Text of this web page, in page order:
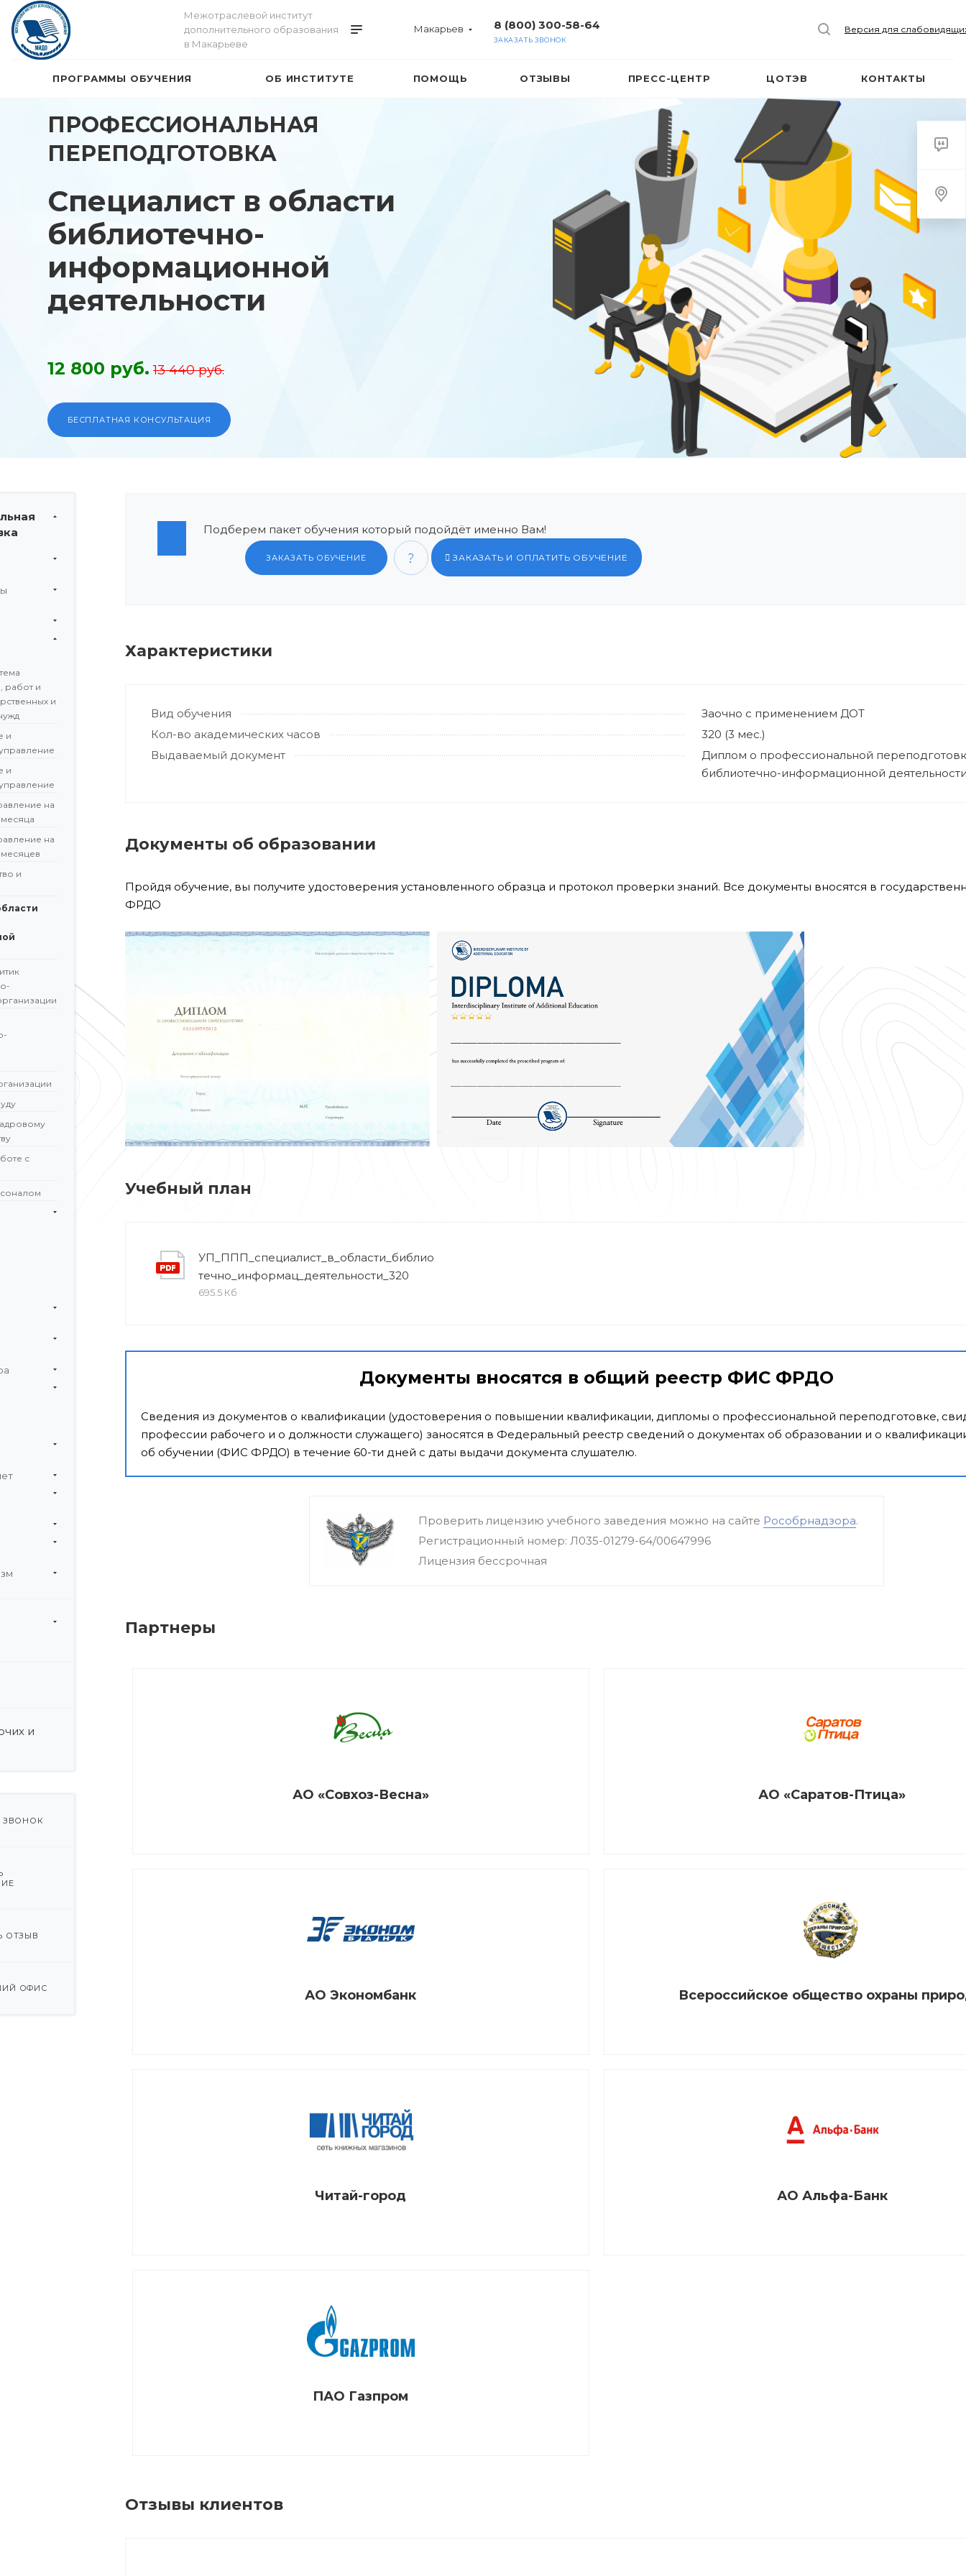
Межотраслевой институт
дополнительного образования
в Макарьеве
Макарьев 8 (800) 300-58-64
ЗАКАЗАТЬ ЗВОНОК
Версия для
ПРОГРАММЫ ОБУЧЕНИЯ ОБ ИНСТИТУТЕ ПОМОЩЬ ОТЗЫВЫ ПРЕСС-ЦЕНТР ЦОТЭВ КОНТАКТЫ
ПРОФЕССИОНАЛЬНАЯ
ПЕРЕПОДГОТОВКА
Специалист в области
библиотечно-
информационной
деятельности
12 800 руб. 13 440 руб.
БЕСПЛАТНАЯ КОНСУЛЬТАЦИЯ
работ и
и
и
и
на
на
и
с
и
ЗВОНОК
ОТЗЫВ
ОФИС
Подберем пакет обучения который подойдёт именно Вам!
ЗАКАЗАТЬ ОБУЧЕНИЕ ЗАКАЗАТЬ И ОПЛАТИТЬ ОБУЧЕНИЕ
Характеристики
Вид обучения
Заочно с применением ДОТ
Кол-во академических часов
320 (3 мес.)
Выдаваемый документ
Диплом о профессиональной
библиотечно-информационной
Документы об образовании
Пройдя обучение, вы получите удостоверения установленного образца и протокол проверки знаний. Все документы вносятся в
ФРДО
Учебный план
УП_ППП_специалист_в_области_библио
течно_информац_деятельности_320
695.5 Кб
Документы вносятся в общий реестр ФИС ФРДО
Сведения из документов о квалификации (удостоверения о повышении квалификации, дипломы о профессиональной переподготовке,
профессии рабочего и о должности служащего) заносятся в Федеральный реестр сведений о документах об образовании и о
об обучении (ФИС ФРДО) в течение 60-ти дней с даты выдачи документа слушателю.
Проверить лицензию учебного заведения можно на сайте Рособрнадзора.
Регистрационный номер: Л035-01279-64/00647996
Лицензия бессрочная
Партнеры
АО «Совхоз-Весна» АО «Саратов-Птица»
АО Экономбанк Всероссийское общество охраны
Читай-город АО Альфа-Банк
ПАО Газпром
Отзывы клиентов